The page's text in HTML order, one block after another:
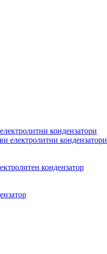
кондензатори
електролитни кондензатори
кондензатор